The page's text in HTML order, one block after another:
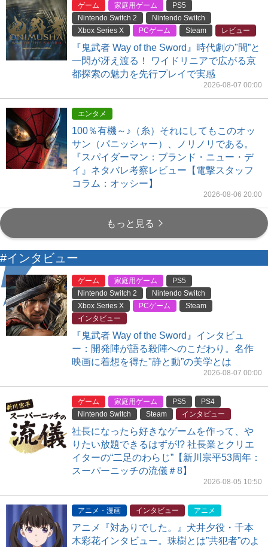
ゲーム 家庭用ゲーム
PS5
Nintendo Switch 2
Nintendo Switch
Xbox Series X
PCゲーム Steam レビュー
『鬼武者 Way of the Sword』時代劇の"間”と
一閃が冴え渡る！ ワイドリニアで広がる京
都探索の魅力を先行プレイで実感
2026-08-07 00:00
エンタメ
100％有機～♪（糸）それにしてもこのオッ
サン（パニッシャー）、ノリノリである。
『スパイダーマン：ブランド・ニュー・デ
イ』ネタバレ考察レビュー【電撃スタッフ
コラム：オッシー】
2026-08-06 20:00
もっと見る
#インタビュー
ゲーム 家庭用ゲーム
PS5
Nintendo Switch 2
Nintendo Switch
Xbox Series X
PCゲーム
Steam
インタビュー
『鬼武者 Way of the Sword』インタビュ
ー：開発陣が語る殺陣へのこだわり。名作
映画に着想を得た"静と動”の美学とは
2026-08-07 00:00
ゲーム 家庭用ゲーム PS5
PS4
Nintendo Switch
Steam インタビュー
社長になったら好きなゲームを作って、や
りたい放題できるはずが!? 社長業とクリエ
イターの“二足のわらじ”【新川宗平53周年：
スーパーニッチの流儀＃8】
2026-08-05 10:50
アニメ・漫画 インタビュー アニメ
アニメ『対ありでした。』犬井夕役・千本
木彩花インタビュー。珠樹とは”共犯者”のよ